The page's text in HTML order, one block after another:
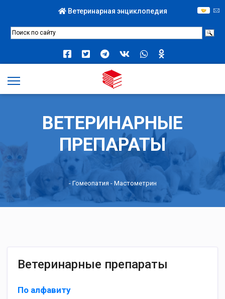
Ветеринарная энциклопедия
ВЕТЕРИНАРНЫЕ
ПРЕПАРАТЫ
- Гомеопатия - Мастометрин
Ветеринарные препараты
По алфавиту